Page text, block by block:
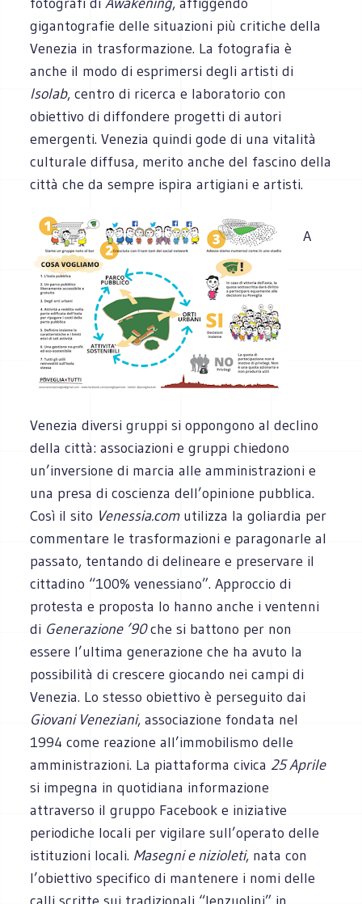
gigantografie delle situazioni più critiche della
Venezia in trasformazione. La fotografia è
anche il modo di esprimersi degli artisti di
Isolab, centro di ricerca e laboratorio con
obiettivo di diffondere progetti di autori
emergenti. Venezia quindi gode di una vitalità
culturale diffusa, merito anche del fascino della
città che da sempre ispira artigiani e artisti.
A
Venezia diversi gruppi si oppongono al declino
della città: associazioni e gruppi chiedono
un’inversione di marcia alle amministrazioni e
una presa di coscienza dell’opinione pubblica.
Così il sito Venessia.comutilizza la goliardia per
commentare le trasformazioni e paragonarle al
passato, tentando di delineare e preservare il
cittadino “100% venessiano”. Approccio di
protesta e proposta lo hanno anche i ventenni
di Generazione ’90che si battono per non
essere l’ultima generazione che ha avuto la
possibilità di crescere giocando nei campi di
Venezia. Lo stesso obiettivo è perseguito dai
Giovani Veneziani, associazione fondata nel
1994 come reazione all’immobilismo delle
amministrazioni. La piattaforma civica 25 Aprile
si impegna in quotidiana informazione
attraverso il gruppo Facebook e iniziative
periodiche locali per vigilare sull’operato delle
istituzioni locali. Masegni e nizioleti, nata con
l’obiettivo specifico di mantenere i nomi delle